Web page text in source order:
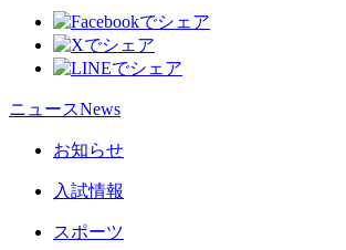
ニュースNews
お知らせ
入試情報
スポーツ